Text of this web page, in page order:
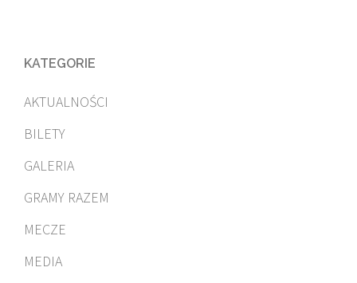
KATEGORIE
AKTUALNOŚCI
BILETY
GALERIA
GRAMY RAZEM
MECZE
MEDIA